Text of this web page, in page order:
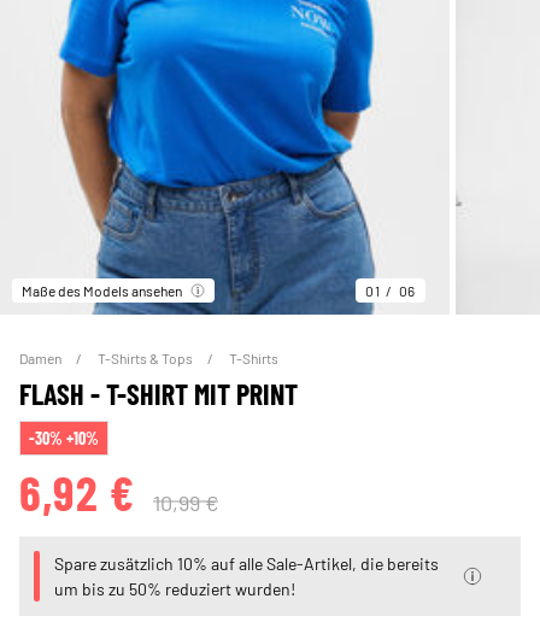
Maße des Models ansehen 01 06
Damen T-Shirts & Tops T-Shirts
FLASH - T-SHIRT MIT PRINT
-30% +10%
6,92 € 10,99 €
Spare zusätzlich 10% auf alle Sale-Artikel, die bereits
um bis zu 50% reduziert wurden!